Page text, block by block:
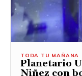
TODA TU MAÑANA
Planetario
Niñez con